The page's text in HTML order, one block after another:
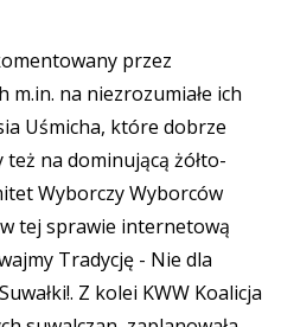
przez
m.in. na niezrozumiałe ich
Uśmicha, które dobrze
też na dominującą żółto-
Wyborczy Wyborców
tej sprawie internetową
Tradycję - Nie dla
Z kolei KWW Koalicja